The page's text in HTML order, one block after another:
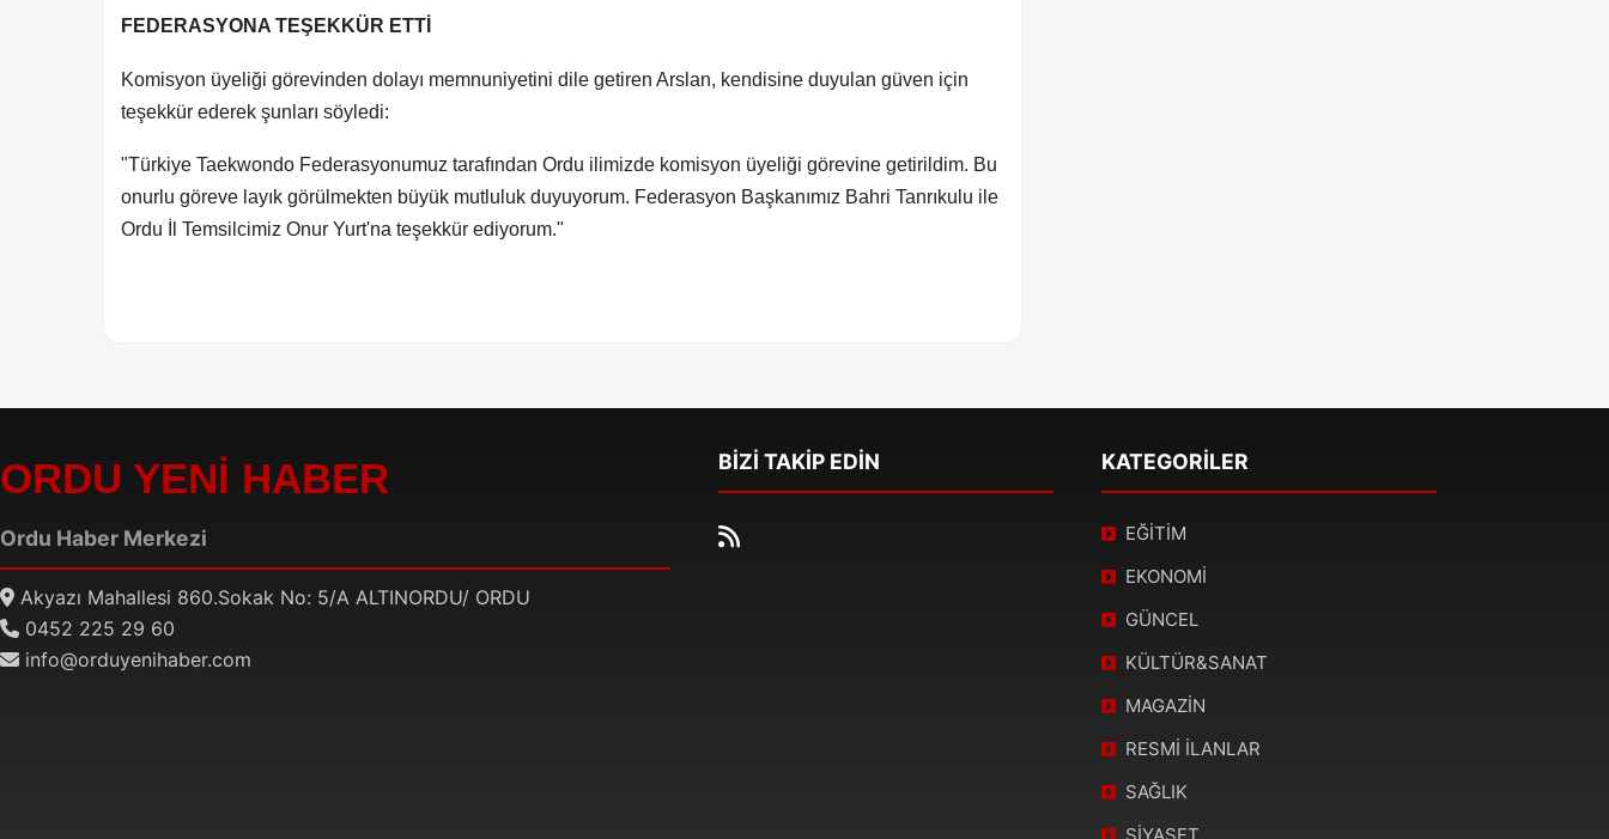
FEDERASYONA TEŞEKKÜR ETTİ
Komisyon üyeliği görevinden dolayı memnuniyetini dile getiren Arslan, kendisine duyulan güven için
teşekkür ederek şunları söyledi:
"Türkiye Taekwondo Federasyonumuz tarafından Ordu ilimizde komisyon üyeliği görevine getirildim. Bu
onurlu göreve layık görülmekten büyük mutluluk duyuyorum. Federasyon Başkanımız Bahri Tanrıkulu ile
Ordu İl Temsilcimiz Onur Yurt'na teşekkür ediyorum."
ORDU YENİ HABER
Ordu Haber Merkezi
Akyazı Mahallesi 860.Sokak No: 5/A ALTINORDU/ ORDU
0452 225 29 60
info@orduyenihaber.com
BİZİ TAKİP EDİN KATEGORİLER
EĞİTİM
EKONOMİ
GÜNCEL
KÜLTÜR&SANAT
MAGAZİN
RESMİ İLANLAR
SAĞLIK
SİYASET